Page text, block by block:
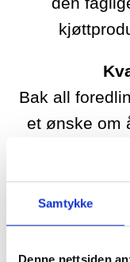
Samtykke
Denne nettsiden
Bak all
et ønske om
produsere
tilby et bredt
bl.a pølser,
og